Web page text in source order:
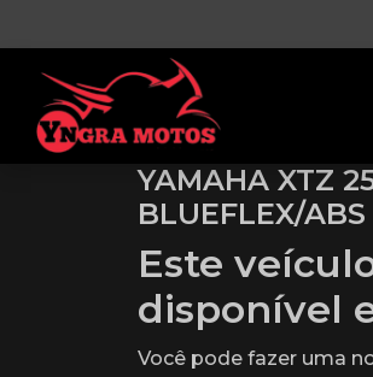
YAMAHA XTZ
BLUEFLEX/ABS
Este
disponível
Você pode fazer uma